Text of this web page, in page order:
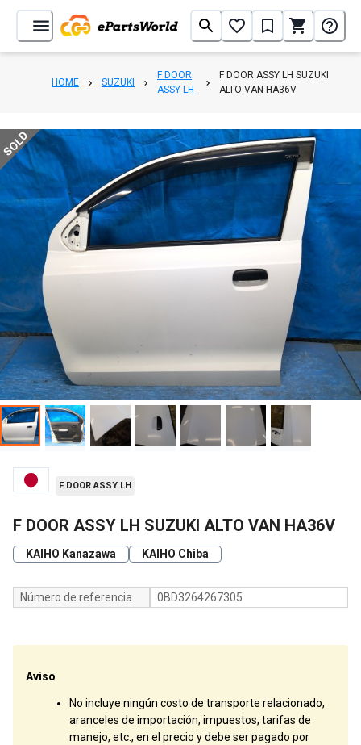
HOME SUZUKI
F DOOR
ASSY LH
F DOOR ASSY LH SUZUKI
ALTO VAN HA36V
SOLD
F DOOR ASSY LH
F DOOR ASSY LH SUZUKI ALTO VAN HA36V
KAIHO Kanazawa KAIHO Chiba
Número de referencia. 0BD3264267305
Aviso
No incluye ningún costo de transporte relacionado,
aranceles de importación, impuestos, tarifas de
manejo, etc., en el precio y debe ser pagado por